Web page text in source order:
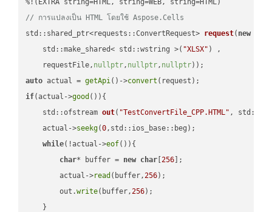
// การแปลงเป็น HTML โดยใช้ Aspose.Cells
std::shared_ptr<requests::ConvertRequest> request( new
    std::make_shared< std::wstring >(
"XLSX" ) ,
    requestFile,
nullptr, nullptr, nullptr))
auto actual = getApi()->convert
if(actual->good ()){
std::ofstream out( "TestConvertFile_CPP.HTML" ,
    actual->
seekg(0,std::ios_base::beg);
while(!actual->eof()){
char* buffer = new char [256 ];
        actual->
read (buffer,256);
        out.
write(buffer,256);
    }